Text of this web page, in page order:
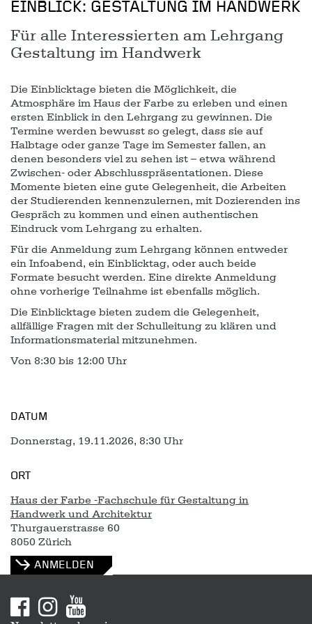
EINBLICK: GESTALTUNG IM HANDWERK
Für alle Interessierten am Lehrgang
Gestaltung im Handwerk
Die Einblicktage bieten die Möglichkeit, die
Atmosphäre im Haus der Farbe zu erleben und einen
ersten Einblick in den Lehrgang zu gewinnen. Die
Termine werden bewusst so gelegt, dass sie auf
Halbtage oder ganze Tage im Semester fallen, an
denen besonders viel zu sehen ist – etwa während
Zwischen- oder Abschlusspräsentationen. Diese
Momente bieten eine gute Gelegenheit, die Arbeiten
der Studierenden kennenzulernen, mit Dozierenden ins
Gespräch zu kommen und einen authentischen
Eindruck vom Lehrgang zu erhalten.
Für die Anmeldung zum Lehrgang können entweder
ein Infoabend, ein Einblicktag, oder auch beide
Formate besucht werden. Eine direkte Anmeldung
ohne vorherige Teilnahme ist ebenfalls möglich.
Die Einblicktage bieten zudem die Gelegenheit,
allfällige Fragen mit der Schulleitung zu klären und
Informationsmaterial mitzunehmen.
Von 8:30 bis 12:00 Uhr
DATUM
Donnerstag, 19.11.2026, 8:30 Uhr
ORT
Haus der Farbe -Fachschule für Gestaltung in
Handwerk und Architektur
Thurgauerstrasse 60
8050 Zürich
ANMELDEN